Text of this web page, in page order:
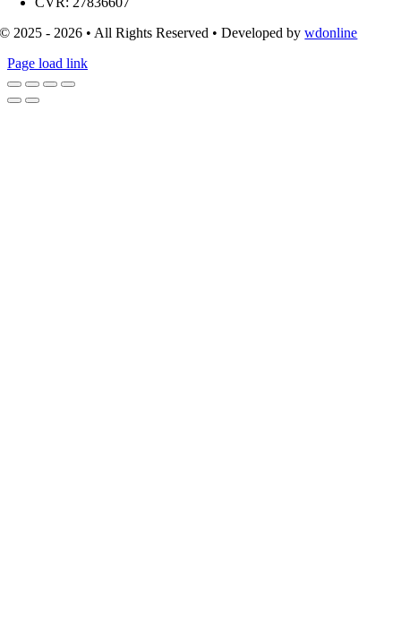
© 2025 - 2026 • All Rights Reserved • Developed bywdonline
Page load link